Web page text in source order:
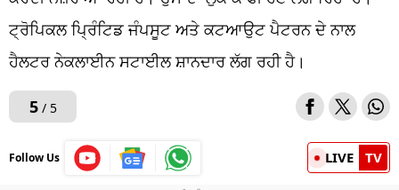
ਟ੍ਰੋਪਿਕਲ ਪ੍ਰਿੰਟਿਡ ਜੰਪਸੂਟ ਅਤੇ ਕਟਆਉਟ ਪੈਟਰਨ ਦੇ ਨਾਲ
ਹੈਲਟਰ ਨੇਕਲਾਈਨ ਸਟਾਈਲ ਸ਼ਾਨਦਾਰ ਲੱਗ ਰਹੀ ਹੈ।
5/ 5
Follow Us LIVE TV